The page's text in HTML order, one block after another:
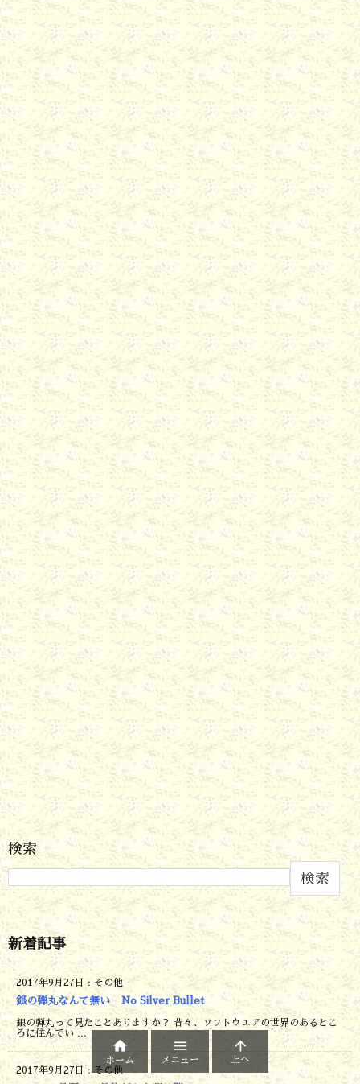
検索
検索
新着記事
2017年9月27日 : その他
銀の弾丸なんて無い No Silver Bullet
銀の弾丸って見たことありますか？ 昔々、ソフトウエアの世界のあるとこ
ろに住んでい ...
2017年9月27日 : その他

ホーム

メニュー

上へ